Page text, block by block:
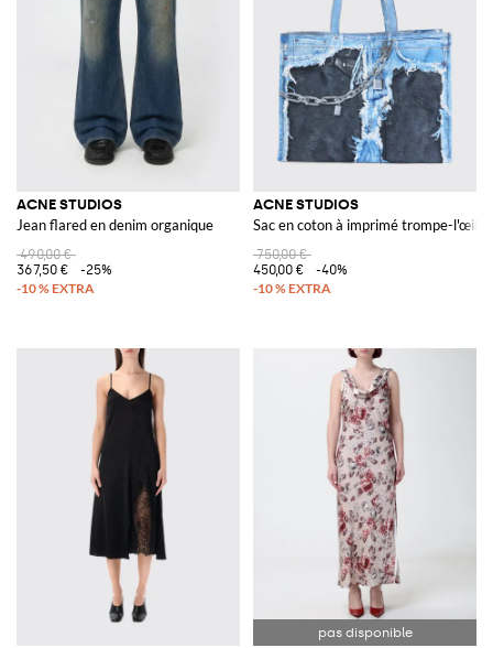
ACNE STUDIOS
Jean flared en denim organique
490,00 €
367,50 €
-25%
ACNE STUDIOS
Sac en coton à imprimé trompe-l'œil
750,00 €
450,00 €
-40%